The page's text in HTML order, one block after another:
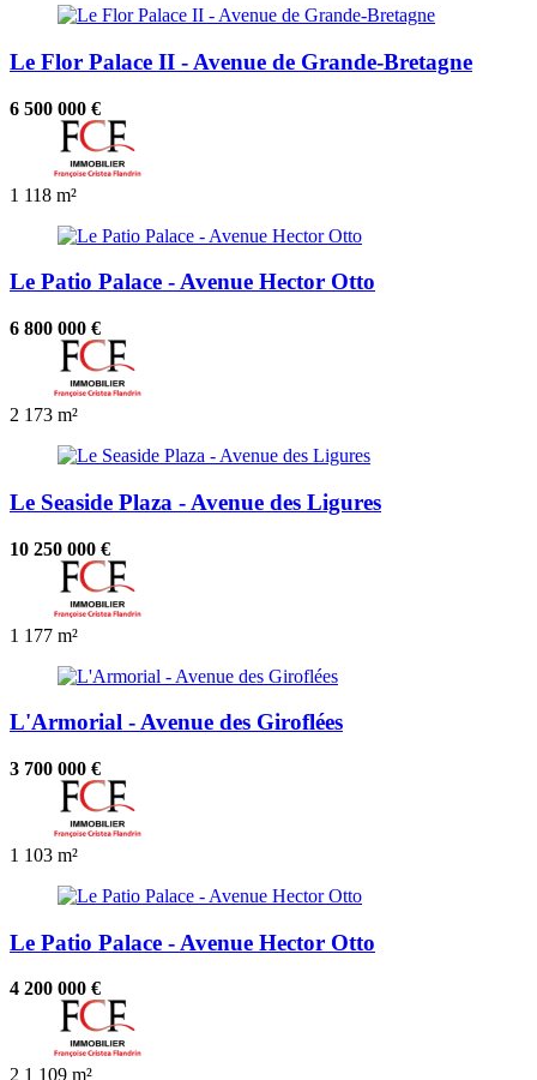
Le Flor Palace II - Avenue de Grande-Bretagne
6 500 000 €
1 118 m²
Le Patio Palace - Avenue Hector Otto
6 800 000 €
2 173 m²
Le Seaside Plaza - Avenue des Ligures
10 250 000 €
1 177 m²
L'Armorial - Avenue des Giroflées
3 700 000 €
1 103 m²
Le Patio Palace - Avenue Hector Otto
4 200 000 €
2 1 109 m²